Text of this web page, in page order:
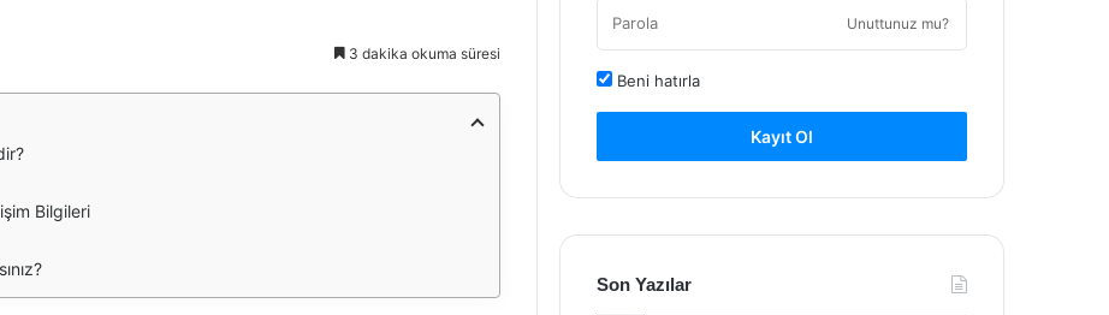
3 dakika okuma süresi
Bilgileri
Unuttunuz mu?
Beni hatırla
Kayıt Ol
Son Yazılar